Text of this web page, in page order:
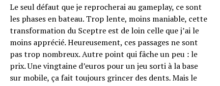
Le seul défaut que je reprocherai au gameplay, ce sont
les phases en bateau. Trop lente, moins maniable, cette
transformation du Sceptre est de loin celle que j’ai le
moins apprécié. Heureusement, ces passages ne sont
pas trop nombreux. Autre point qui fâche un peu : le
prix. Une vingtaine d’euros pour un jeu sorti à la base
sur mobile, ça fait toujours grincer des dents. Mais le